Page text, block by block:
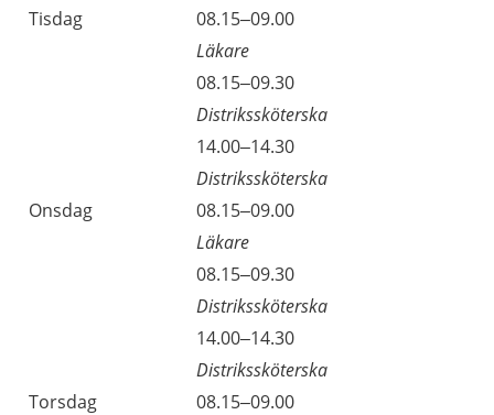
Tisdag
08.15–09.00
Läkare
08.15–09.30
Distrikssköterska
14.00–14.30
Distrikssköterska
Onsdag
08.15–09.00
Läkare
08.15–09.30
Distrikssköterska
14.00–14.30
Distrikssköterska
Torsdag
08.15–09.00